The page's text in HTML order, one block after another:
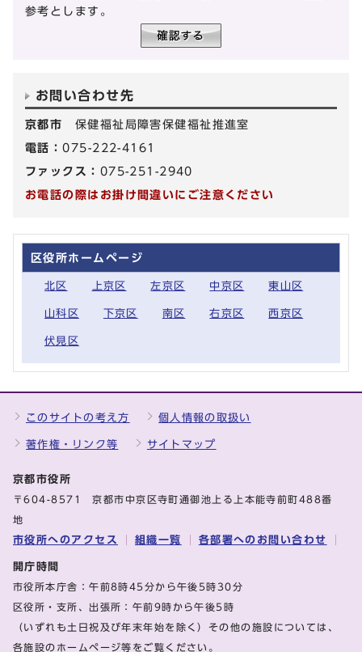
参考とします。
お問い合わせ先
京都市 保健福祉局障害保健福祉推進室
電話：075-222-4161
ファックス： 075-251-2940
お電話の際はお掛け間違いにご注意ください
区役所ホームページ
北区 上京区 左京区 中京区 東山区
山科区 下京区 南区 右京区 西京区
伏見区
このサイトの考え方 個人情報の取扱い
著作権・リンク等 サイトマップ
京都市役所
〒604-8571 京都市中京区寺町通御池上る上本能寺前町488番
地
市役所へのアクセス 組織一覧 各部署へのお問い合わせ
開庁時間
市役所本庁舎：午前8時45分から午後5時30分
区役所・支所、出張所：午前9時から午後5時
（いずれも土日祝及び年末年始を除く）その他の施設については、
各施設のホームページ等をご覧ください。